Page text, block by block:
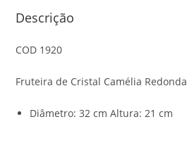
Descrição
COD 1920
Fruteira de Cristal Camélia Redonda
Diâmetro: 32 cm Altura: 21 cm